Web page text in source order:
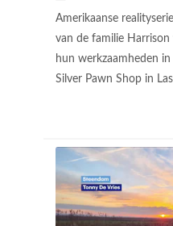
Amerikaanse
van de familie
hun werkzaamheden
Silver Pawn Shop in Las